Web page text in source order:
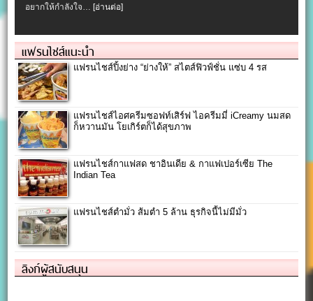
อยากให้กำลังใจ…[อ่านต่อ]
แฟรนไชส์แนะนำ
แฟรนไชส์ปิ้งย่าง “ย่างให้” สไตส์ฟิวฟ์ชั่น แซ่บ 4 รส
แฟรนไชส์ไอศครีมซอฟท์เสิร์ฟ ไอครีมมี่ iCreamy นมสด
ก็หวานมัน โยเกิร์ตก็ได้สุขภาพ
แฟรนไชส์กาแฟสด ชาอินเดีย & กาแฟเปอร์เซีย The
Indian Tea
แฟรนไชส์ตำมั่ว ส้มตำ 5 ล้าน ธุรกิจนี้ไม่มีมั่ว
ลิงก์ผู้สนับสนุน